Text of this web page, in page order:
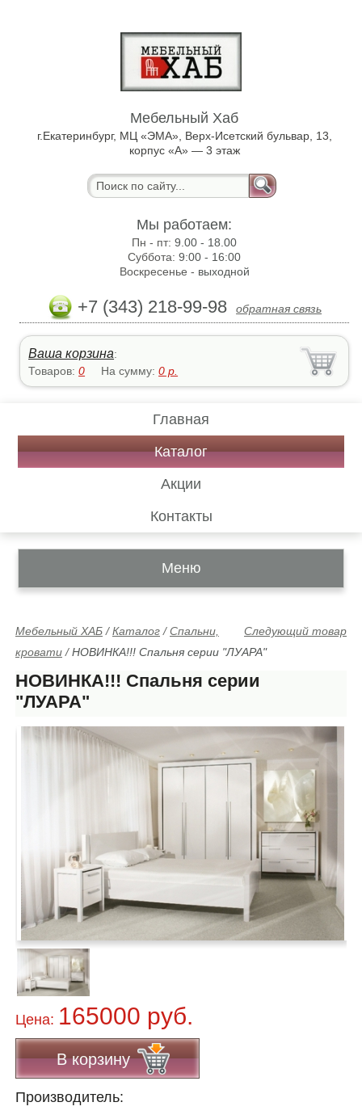
Мебельный Хаб
г.Екатеринбург, МЦ «ЭМА», Верх-Исетский бульвар, 13,
корпус «А» — 3 этаж
Мы работаем:
Пн - пт:9.00 - 18.00
Суббота:9:00 - 16:00
Воскресенье - выходной
+7 (343) 218-99-98 обратная связь
Ваша корзина:
Товаров:0 На сумму:0 р.
Главная
Каталог
Акции
Контакты
Меню
Следующий товар
Мебельный ХАБ /Каталог /Спальни,
кровати /НОВИНКА!!! Спальня серии "ЛУАРА"
НОВИНКА!!! Спальня серии
"ЛУАРА"
Цена: 165000 руб.
В корзину
Производитель: